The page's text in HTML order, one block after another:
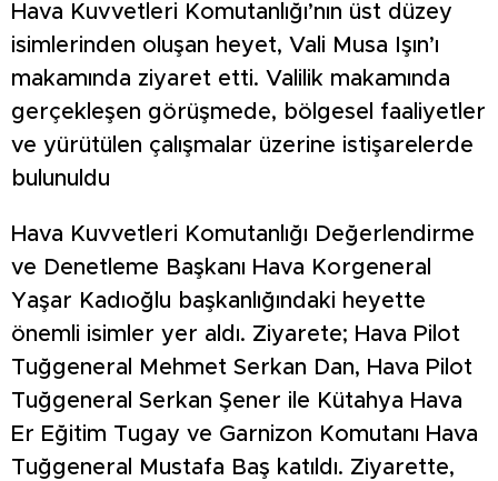
Hava Kuvvetleri Komutanlığı’nın üst düzey
isimlerinden oluşan heyet, Vali Musa Işın’ı
makamında ziyaret etti. Valilik makamında
gerçekleşen görüşmede, bölgesel faaliyetler
ve yürütülen çalışmalar üzerine istişarelerde
bulunuldu
Hava Kuvvetleri Komutanlığı Değerlendirme
ve Denetleme Başkanı Hava Korgeneral
Yaşar Kadıoğlu başkanlığındaki heyette
önemli isimler yer aldı. Ziyarete; Hava Pilot
Tuğgeneral Mehmet Serkan Dan, Hava Pilot
Tuğgeneral Serkan Şener ile Kütahya Hava
Er Eğitim Tugay ve Garnizon Komutanı Hava
Tuğgeneral Mustafa Baş katıldı. Ziyarette,